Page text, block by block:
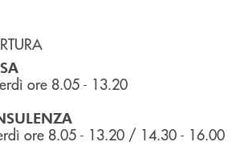
ore 8.05 - 13.20
ore 8.05 - 13.20 / 14.30 - 16.00